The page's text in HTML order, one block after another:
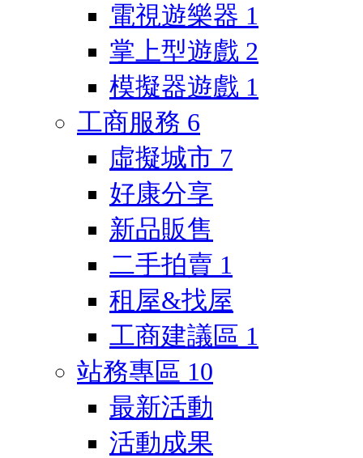
電視遊樂器 1
掌上型遊戲 2
模擬器遊戲 1
工商服務 6
虛擬城市 7
好康分享
新品販售
二手拍賣 1
租屋&找屋
工商建議區 1
站務專區 10
最新活動
活動成果